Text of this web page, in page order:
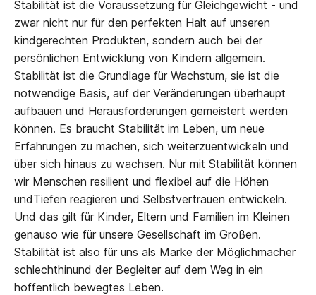
Stabilität ist die Voraussetzung für Gleichgewicht - und
zwar nicht nur für den perfekten Halt auf unseren
kindgerechten Produkten, sondern auch bei der
persönlichen Entwicklung von Kindern allgemein.
Stabilität ist die Grundlage für Wachstum, sie ist die
notwendige Basis, auf der Veränderungen überhaupt
aufbauen und Herausforderungen gemeistert werden
können. Es braucht Stabilität im Leben, um neue
Erfahrungen zu machen, sich weiterzuentwickeln und
über sich hinaus zu wachsen. Nur mit Stabilität können
wir Menschen resilient und flexibel auf die Höhen
undTiefen reagieren und Selbstvertrauen entwickeln.
Und das gilt für Kinder, Eltern und Familien im Kleinen
genauso wie für unsere Gesellschaft im Großen.
Stabilität ist also für uns als Marke der Möglichmacher
schlechthinund der Begleiter auf dem Weg in ein
hoffentlich bewegtes Leben.